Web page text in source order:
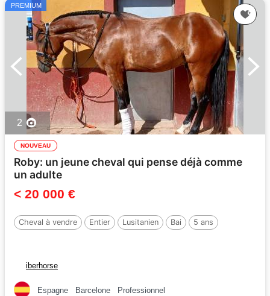
PREMIUM
2
NOUVEAU
Roby: un jeune cheval qui pense déjà comme
un adulte
< 20 000 €
Cheval à vendre Entier Lusitanien Bai 5 ans
iberhorse
Espagne Barcelone Professionnel